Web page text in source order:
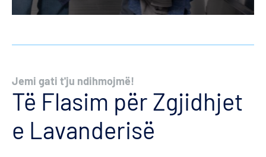
Jemi gati t'ju ndihmojmë!
Të Flasim për Zgjidhjet
e Lavanderisë